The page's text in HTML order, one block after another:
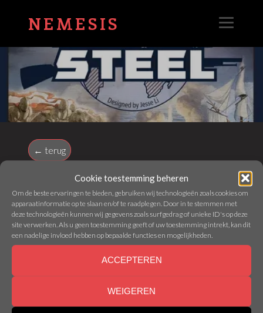
Cookie toestemming beheren
Om de beste ervaringen te bieden, gebruiken wij technologieën zoals cookies om
apparaatinformatie op te slaan en/of te raadplegen. Door in te stemmen met
deze technologieën kunnen wij gegevens zoals surfgedrag of unieke ID's op deze
site verwerken. Als u geen toestemming geeft of uw toestemming intrekt, kan dit
een nadelige invloed hebben op bepaalde functies en mogelijkheden.
ACCEPTEREN
WEIGEREN
NEMESIS
← terug
GUNS & STEEL
Webmaster - 11 May 2026
© Nemesis Gent | Made byNemesis